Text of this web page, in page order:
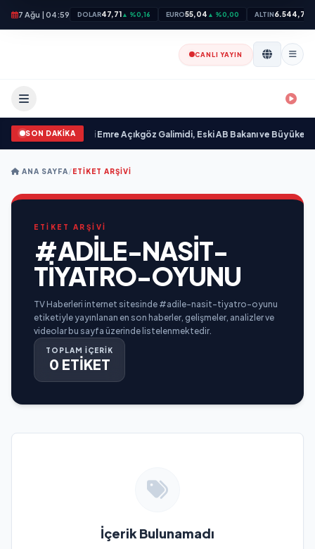
7 Ağu | 04:59 DOLAR47,71▲ %0,16 EURO55,04 ▲ %0,00 ALTIN6.544,73
CANLI YAYIN
SON DAKİKA
“ yayımlandı•Ali Emre Açıkgöz Galimidi, Eski AB Bakanı ve Büyükelçi
ANA SAYFA/ETIKET ARŞIVI
ETİKET ARŞİVİ
#ADILE-NASIT-
TIYATRO-OYUNU
TV Haberleri internet sitesinde #adile-nasit-tiyatro-oyunu
etiketiyle yayınlanan en son haberler, gelişmeler, analizler ve
videolar bu sayfa üzerinde listelenmektedir.
TOPLAM İÇERİK
0 ETİKET
İçerik Bulunamadı